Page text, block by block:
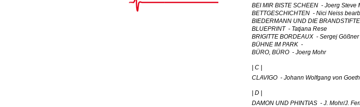
BEI MIR BISTE SCHEEN - Joerg Steve
BETTGESCHICHTEN - Nici Neiss
BIEDERMANN UND DIE
BLUEPRINT - Tatjana Rese
BRIGITTE BORDEAUX - Sergej Gößner
BÜHNE IM PARK -
BÜRO, BÜRO - Joerg Mohr
| C |
CLAVIGO - Johann Wolfgang von
| D |
DAMON UND PHINTIAS - J. Mohr/J.